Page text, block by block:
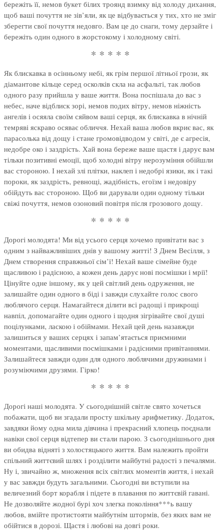
бережіть її, немов букет білих троянд взимку від холоду дихання,
щоб ваші почуття не зів’яли, як це відбувається у тих, хто не зміг
зберегти свої почуття недовго. Вам це до снаги, тому дерзайте і
бережіть один одного в жорстокому і холодному світі.
* * * * *
Як блискавка в осінньому небі, як грім першої літньої грози, як
діамантове кільце серед осколків скла на асфальті, так любов
одного разу прийшла у ваше життя. Вона поспішала до вас з
небес, наче відблиск зорі, немов подих вітру, немов ніжність
ангелів і осяяла своїм сяйвом ваші серця, як блискавка в нічній
темряві яскраво осяває обличчя. Нехай ваша любов вкриє вас, як
парасолька від дощу і стане громовідводом у світі, де є агресія,
недобре око і заздрість. Хай вона береже ваше щастя і дарує вам
тільки позитивні емоції, щоб холодні вітру нерозуміння обійшли
вас стороною. І нехай злі плітки, наклеп і недобрі язики, як і такі
пороки, як заздрість, ревнощі, жадібність, егоїзм і недовіру
обійдуть вас стороною. Щоб ви дарували один одному тільки
свіжі почуття, немов озоновий повітря після грозового дощу.
* * * * *
Дорогі молодята! Ми від усього серця хочемо привітати вас з
одним з найважливіших днів у вашому житті! З Днем Весілля, з
Днем створення справжньої сім’ї! Нехай ваше сімейне буде
щасливою і радісною, а кожен день дарує нові посмішки і мрії!
Цінуйте одне іншому, як у цей світлий день одруження, не
залишайте один одного в біді і завжди слухайте голос свого
люблячого серця. Намагайтеся ділити всі радощі і прикрощі
навпіл, допомагайте один одного і щодня зігрівайте свої душі
поцілунками, ласкою і обіймами. Нехай цей день назавжди
залишиться у ваших серцях і запам’ятається приємними
моментами, щасливими посмішками і радісними привітаннями.
Залишайтеся завжди один для одного люблячими дружинами і
розуміючими друзями. Гірко!
* * * * *
Дорогі наші молодята. У сьогоднішній світле свято хочеться
побажати, щоб ви згадали просту шкільну арифметику. Додаток,
завдяки йому одна мила дівчина і прекрасний хлопець поєднали
навіки свої серця відтепер ви стали парою. З сьогоднішнього дня
ви обидва відняті з холостяцького життя. Вам належить пройти
спільний життєвий шлях і розділити майбутні радості з печалями.
Ну і, звичайно ж, множення всіх світлих моментів життя, і нехай
у вас завжди будуть загальними. Сьогодні ви вступили на
величезний борт корабля і підете в плавання по життєвій гавані.
Не дозволяйте жодної бурі хоч злегка покоління***ь вашу
любов, вмійте протистояти майбутнім штормів, без яких вам не
обійтися в дорозі. Щастя і любові на довгі роки.